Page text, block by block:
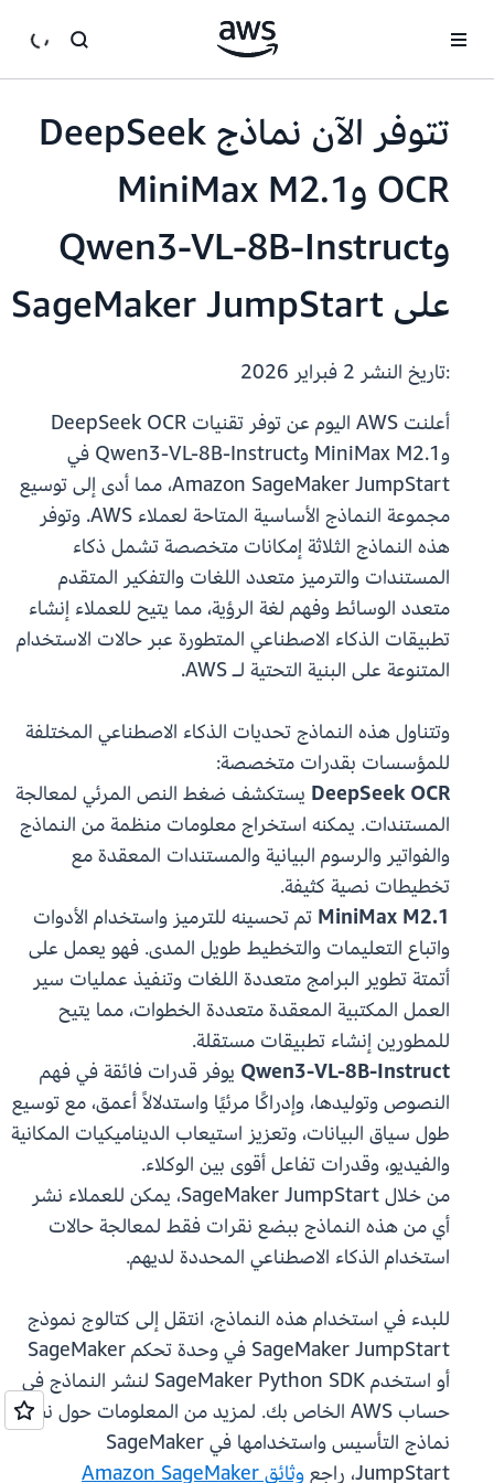
تتوفر الآن نماذج DeepSeek
OCR وMiniMax M2.1
وQwen3-VL-8B-Instruct
على SageMaker JumpStart
:تاريخ النشر
أعلنت AWS اليوم عن توفر تقنيات DeepSeek OCR
وMiniMax M2.1 وQwen3-VL-8B-Instruct في
Amazon SageMaker JumpStart، مما أدى إلى توسيع
مجموعة النماذج الأساسية المتاحة لعملاء AWS. وتوفر
هذه النماذج الثلاثة إمكانات متخصصة تشمل ذكاء
المستندات والترميز متعدد اللغات والتفكير المتقدم
متعدد الوسائط وفهم لغة الرؤية، مما يتيح للعملاء إنشاء
تطبيقات الذكاء الاصطناعي المتطورة عبر حالات الاستخدام
المتنوعة على البنية التحتية لـ AWS.
وتتناول هذه النماذج تحديات الذكاء الاصطناعي المختلفة
للمؤسسات بقدرات متخصصة:
DeepSeek OCR يستكشف ضغط النص المرئي لمعالجة
المستندات. يمكنه استخراج معلومات منظمة من النماذج
والفواتير والرسوم البيانية والمستندات المعقدة مع
تخطيطات نصية كثيفة.
MiniMax M2.1 تم تحسينه للترميز واستخدام الأدوات
واتباع التعليمات والتخطيط طويل المدى. فهو يعمل على
أتمتة تطوير البرامج متعددة اللغات وتنفيذ عمليات سير
العمل المكتبية المعقدة متعددة الخطوات، مما يتيح
للمطورين إنشاء تطبيقات مستقلة.
Qwen3-VL-8B-Instruct يوفر قدرات فائقة في فهم
النصوص وتوليدها، وإدراكًا مرئيًا واستدلالاً أعمق، مع توسيع
طول سياق البيانات، وتعزيز استيعاب الديناميكيات المكانية
والفيديو، وقدرات تفاعل أقوى بين الوكلاء.
من خلال SageMaker JumpStart، يمكن للعملاء نشر
أي من هذه النماذج ببضع نقرات فقط لمعالجة حالات
استخدام الذكاء الاصطناعي المحددة لديهم.
للبدء في استخدام هذه النماذج، انتقل إلى كتالوج نموذج
SageMaker JumpStart في وحدة تحكم SageMaker
أو استخدم SageMaker Python SDK لنشر النماذج في
حساب AWS الخاص بك. لمزيد من المعلومات حول نشر
نماذج التأسيس واستخدامها في SageMaker
JumpStart، راجع
وثائق Amazon SageMaker